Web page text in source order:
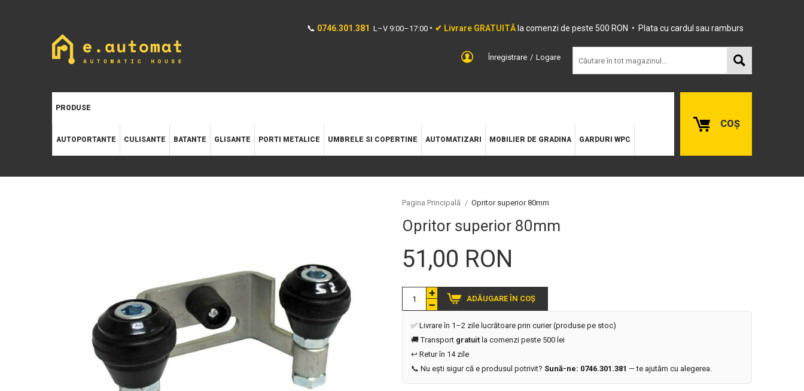
📞 0746.301.381 L–V 9:00–17:00 • ✔ Livrare GRATUITĂ la comenzi de peste 500 RON • Plata cu cardul sau ramburs
Înregistrare Logare
PRODUSE
AUTOPORTANTE CULISANTE BATANTE GLISANTE PORTI METALICE UMBRELE SI COPERTINE AUTOMATIZARI MOBILIER DE GRADINA GARDURI WPC
COȘ
Pagina Principală / Opritor superior 80mm
Opritor superior 80mm
51,00 RON
ADĂUGARE ÎN COȘ
✅ Livrare în 1–2 zile lucrătoare prin curier (produse pe stoc)
🚚 Transport gratuit la comenzi peste 500 lei
↩️ Retur în 14 zile
📞 Nu ești sigur că e produsul potrivit? Sună-ne: 0746.301.381 — te ajutăm cu alegerea.